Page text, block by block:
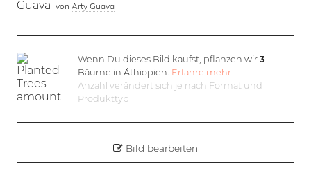
von Arty Guava
Wenn Du dieses Bild kaufst, pflanzen wir 3
Bäume in Äthiopien. Erfahre mehr
Anzahl verändert sich je nach Format und
Produkttyp
Bild bearbeiten